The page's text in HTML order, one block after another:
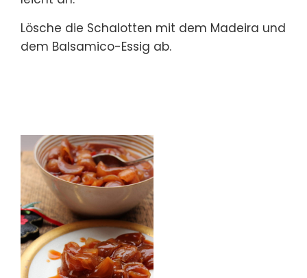
Lösche die Schalotten mit dem Madeira und
dem Balsamico-Essig ab.